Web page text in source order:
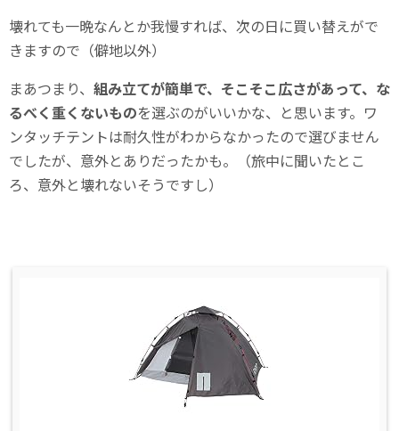
壊れても一晩なんとか我慢すれば、次の日に買い替えがで
きますので（僻地以外）
まあつまり、 組み立てが簡単で、そこそこ広さがあって、な
るべく重くないものを選ぶのがいいかな、と思います。ワ
ンタッチテントは耐久性がわからなかったので選びません
でしたが、意外とありだったかも。（旅中に聞いたとこ
ろ、意外と壊れないそうですし）